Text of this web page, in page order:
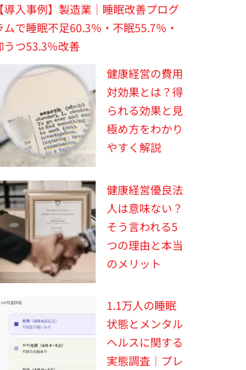
【導入事例】製造業｜睡眠改善プログ
ムで睡眠不足60.3％・不眠55.7％・
うつ53.3％改善
健康経営の費用
対効果とは？得
られる効果と見
極め方をわかり
やすく解説
健康経営優良法
人は意味ない？
そう言われる5
つの理由と本当
のメリット
1.1万人の睡眠
状態とメンタル
ヘルスに関する
実態調査｜プレ